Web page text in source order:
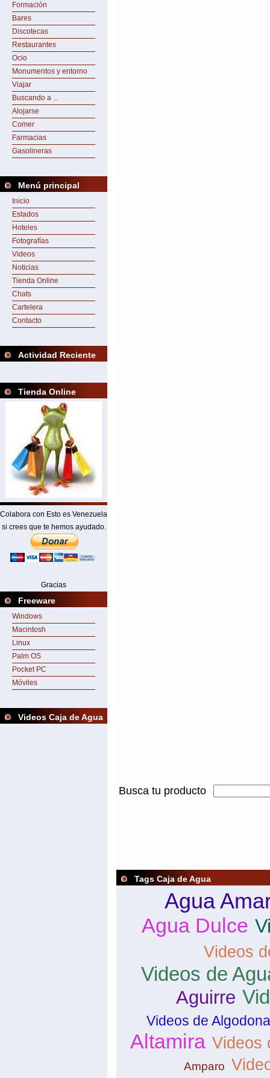
Formación
Bares
Discotecas
Restaurantes
Ocio
Monumentos y entorno
Viajar
Buscando a ...
Alojarse
Comer
Farmacias
Gasolineras
Menú principal
Inicio
Estados
Hoteles
Fotografías
Videos
Noticias
Tienda Online
Chats
Cartelera
Contacto
Actividad Reciente
Tienda Online
Colabora con Esto es Venezuela
si crees que te hemos ayudado.
Gracias
Freeware
Windows
Macintosh
Linux
Palm OS
Pocket PC
Móviles
Videos Caja de Agua
Busca tu producto
Tags Caja de Agua
Agua
Agua Dulce
Videos
Videos de
Aguirre
Videos de
Altamira Videos
Amparo